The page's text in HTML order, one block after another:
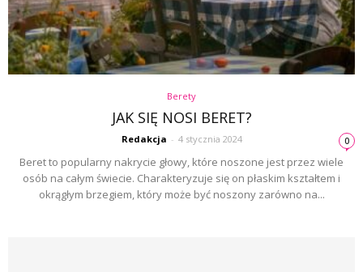
Berety
JAK SIĘ NOSI BERET?
Redakcja - 4 stycznia 2024 0
Beret to popularny nakrycie głowy, które noszone jest przez wiele
osób na całym świecie. Charakteryzuje się on płaskim kształtem i
okrągłym brzegiem, który może być noszony zarówno na...